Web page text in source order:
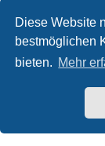
Diese Website
bestmöglichen
bieten. Mehr